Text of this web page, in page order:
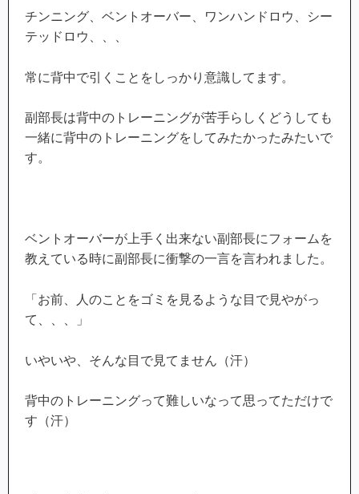
チンニング、ベントオーバー、ワンハンドロウ、シー
テッドロウ、、、
常に背中で引くことをしっかり意識してます。
副部長は背中のトレーニングが苦手らしくどうしても
一緒に背中のトレーニングをしてみたかったみたいで
す。
ベントオーバーが上手く出来ない副部長にフォームを
教えている時に副部長に衝撃の一言を言われました。
「お前、人のことをゴミを見るような目で見やがっ
て、、、」
いやいや、そんな目で見てません（汗）
背中のトレーニングって難しいなって思ってただけで
す（汗）